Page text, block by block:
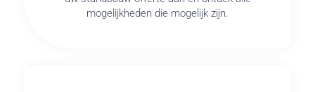
mogelijkheden die mogelijk zijn.